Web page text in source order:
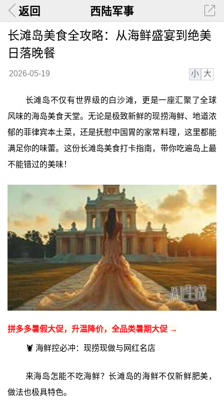
返回 西陆军事
长滩岛美食全攻略：从海鲜盛宴到绝美
日落晚餐
2026-05-19 小 大
长滩岛不仅有世界级的白沙滩，更是一座汇聚了全球
风味的海岛美食天堂。无论是极致新鲜的现捞海鲜、地道浓
郁的菲律宾本土菜，还是抚慰中国胃的家常料理，这里都能
满足你的味蕾。这份长滩岛美食打卡指南，带你吃遍岛上最
不能错过的美味！
拼多多暑假大促，升温降价，全品类暑期大促 →
🦞 海鲜控必冲：现捞现做与网红名店
来海岛怎能不吃海鲜？长滩岛的海鲜不仅新鲜肥美，
做法也极具特色。